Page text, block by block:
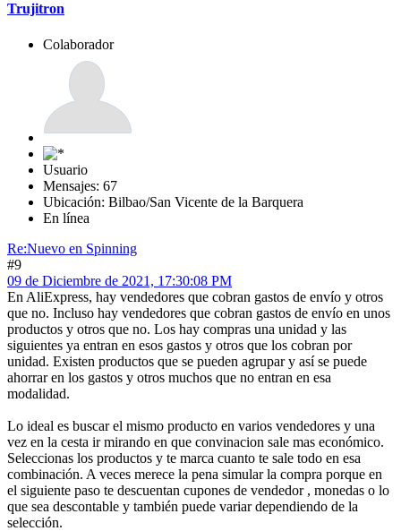
Trujitron
Colaborador
Usuario
Mensajes: 67
Ubicación: Bilbao/San Vicente de la Barquera
En línea
Re:Nuevo en Spinning
#9
09 de Diciembre de 2021, 17:30:08 PM
En AliExpress, hay vendedores que cobran gastos de envío y otros
que no. Incluso hay vendedores que cobran gastos de envío en unos
productos y otros que no. Los hay compras una unidad y las
siguientes ya entran en esos gastos y otros que los cobran por
unidad. Existen productos que se pueden agrupar y así se puede
ahorrar en los gastos y otros muchos que no entran en esa
modalidad.
Lo ideal es buscar el mismo producto en varios vendedores y una
vez en la cesta ir mirando en que convinacion sale mas económico.
Seleccionas los productos y te marca cuanto te sale todo en esa
combinación. A veces merece la pena simular la compra porque en
el siguiente paso te descuentan cupones de vendedor , monedas o lo
que sea descontable y también puede variar dependiendo de la
selección.